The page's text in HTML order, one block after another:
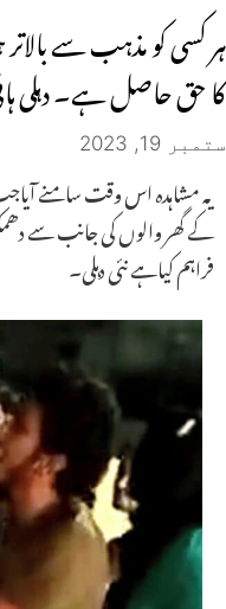
ہر کسی کو مذہب سے
کا حق حاصل ہے۔ دہلی
ستمبر 19, 2023
یہ مشاہدہ اس وقت سامنے
کے گھر والوں کی جانب سے
فراہم کیاہے نئی دہلی۔